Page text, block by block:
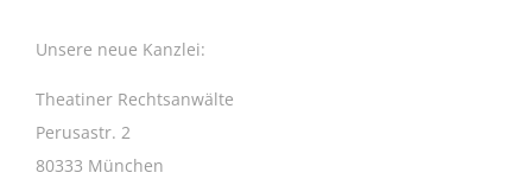
Unsere neue Kanzlei:
Theatiner Rechtsanwälte
Perusastr. 2
80333 München